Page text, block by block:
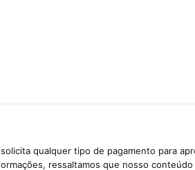
qualquer tipo de pagamento para
ressaltamos que nosso